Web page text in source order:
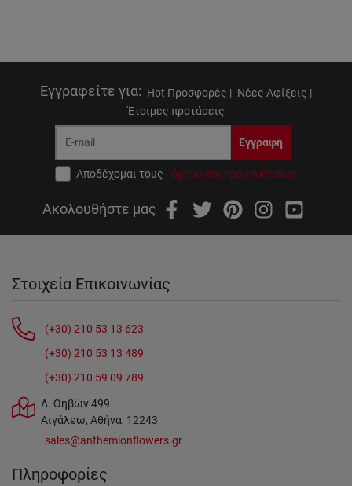
Εγγραφείτε για: Hot Προσφορές | Νέες Αφίξεις |
Έτοιμες προτάσεις
Εγγραφή
Αποδέχομαι τους όρους και προϋποθέσεις
Ακολουθήστε μας
Στοιχεία Επικοινωνίας
(+30) 210 53 13 623
(+30) 210 53 13 489
(+30) 210 59 09 789
Λ. Θηβών 499
Αιγάλεω, Αθήνα, 12243
sales@anthemionflowers.gr
Πληροφορίες